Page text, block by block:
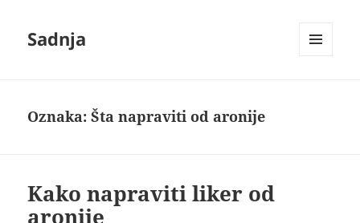
Sadnja
Oznaka:Šta napraviti od aronije
Kako napraviti liker od
aronije